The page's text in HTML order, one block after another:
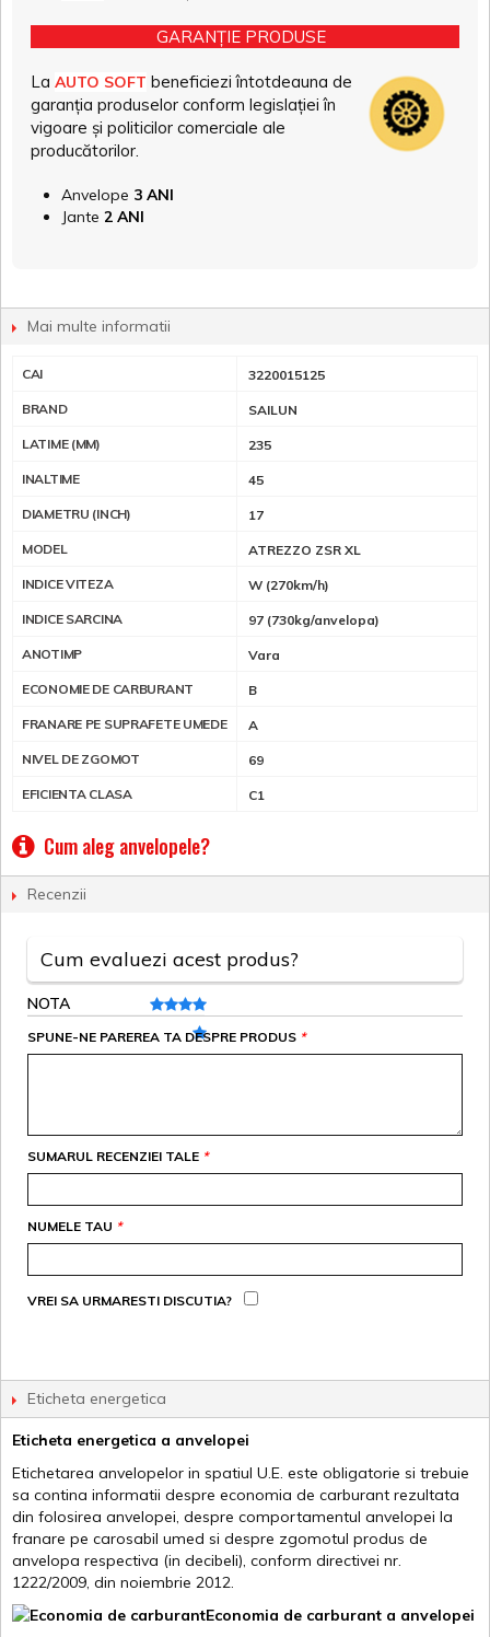
GARANȚIE PRODUSE
La AUTO SOFT beneficiezi întotdeauna de
garanția produselor conform legislației în
vigoare și politicilor comerciale ale
producătorilor.
Anvelope 3 ANI
Jante 2 ANI
Mai multe informatii
CAI 3220015125
BRAND SAILUN
LATIME (MM) 235
INALTIME 45
DIAMETRU (INCH) 17
MODEL ATREZZO ZSR XL
INDICE VITEZA W (270km/h)
INDICE SARCINA 97 (730kg/anvelopa)
ANOTIMP Vara
ECONOMIE DE CARBURANT B
FRANARE PE SUPRAFETE UMEDE A
NIVEL DE ZGOMOT 69
EFICIENTA CLASA C1
Cum aleg anvelopele?
Recenzii
Cum evaluezi acest produs?
NOTA
*
SPUNE-NE PAREREA TA DESPRE PRODUS
*
SUMARUL RECENZIEI TALE
*
NUMELE TAU
VREI SA URMARESTI DISCUTIA?
Eticheta energetica
Eticheta energetica a anvelopei
Etichetarea anvelopelor in spatiul U.E. este obligatorie si trebuie
sa contina informatii despre economia de carburant rezultata
din folosirea anvelopei, despre comportamentul anvelopei la
franare pe carosabil umed si despre zgomotul produs de
anvelopa respectiva (in decibeli), conform directivei nr.
1222/2009, din noiembrie 2012.
Economia de carburant a anvelopei